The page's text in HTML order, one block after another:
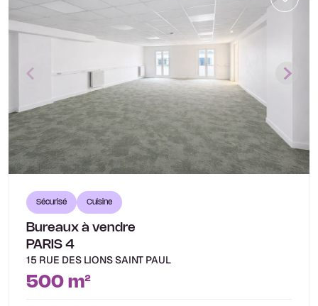
Sécurisé Cuisine
Bureaux à vendre
PARIS 4
15 RUE DES LIONS SAINT PAUL
500 m²